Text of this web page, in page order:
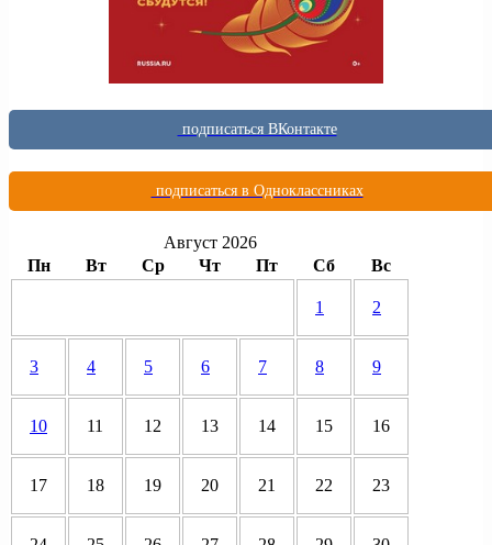
подписаться ВКонтакте
подписаться в Одноклассниках
Август 2026
Пн
Вт Ср Чт Пт Сб Вс
1 2
3 4 5 6 7 8 9
10 11 12 13 14 15 16
17 18 19 20 21 22 23